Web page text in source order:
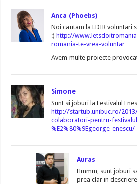
Anca (Phoebs)
Noi cautam la LDIR voluntari
:) http://
romania-te-vrea-voluntar
Avem multe proiecte
Simone
Sunt si joburi la Festivalul
http://startub.unibuc.ro/
colaboratori-pentru-
%E2%80%9Egeorge-enescu/
Auras
Hmmm, sunt joburi
prea clar in